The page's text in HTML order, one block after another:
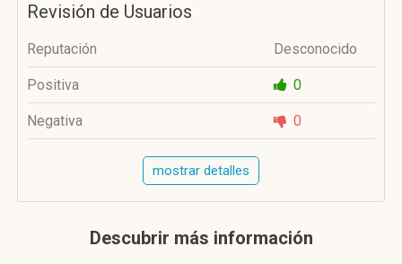
Revisión de Usuarios
Reputación Desconocido
Positiva 0
Negativa 0
mostrar detalles
Descubrir más información